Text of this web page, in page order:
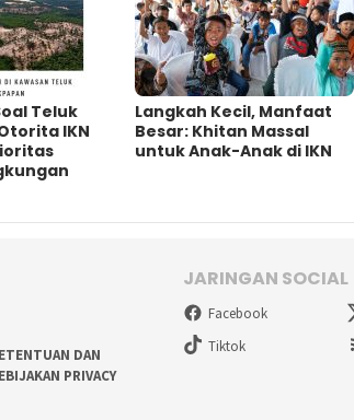
Teluk
IKN
Langkah Kecil, Manfaat
Besar: Khitan Massal
untuk Anak-Anak di IKN
DAN
PRIVACY
JARINGAN SOCIAL
Facebook
Tiktok